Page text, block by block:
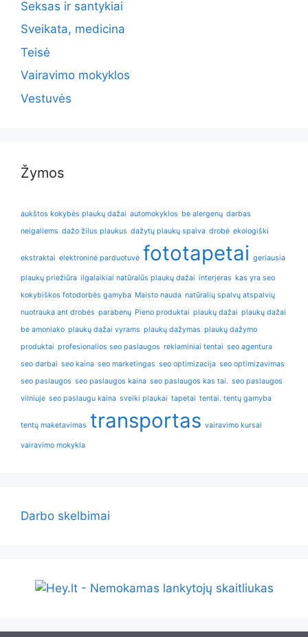
Seksas ir santykiai
Sveikata, medicina
Teisė
Vairavimo mokyklos
Vestuvės
Žymos
aukštos kokybės plaukų dažai automokyklos be alergenų darbas
neigaliems dažo žilus plaukus dažytų plaukų spalva drobė ekologiški
ekstraktai elektroninė parduotuvė fototapetai geriausia
plaukų priežiūra ilgalaikiai natūralūs plaukų dažai interjeras kas yra seo
kokybiškos fotodorbės gamyba Maisto nauda natūralių spalvų atspalvių
nuotrauka ant drobės parabenų Pieno produktai plaukų dažai plaukų dažai
be amoniako plaukų dažai vyrams plaukų dažymas plaukų dažymo
produktai profesionalios seo paslaugos reklaminiai tentai seo agentura
seo darbai seo kaina seo marketingas seo optimizacija seo optimizavimas
seo paslaugos seo paslaugos kaina seo paslaugos kas tai. seo paslaugos
vilniuje seo paslaugu kaina sveiki plaukai tapetai tentai. tentų gamyba
tentų maketavimas transportas vairavimo kursai
vairavimo mokykla
Darbo skelbimai